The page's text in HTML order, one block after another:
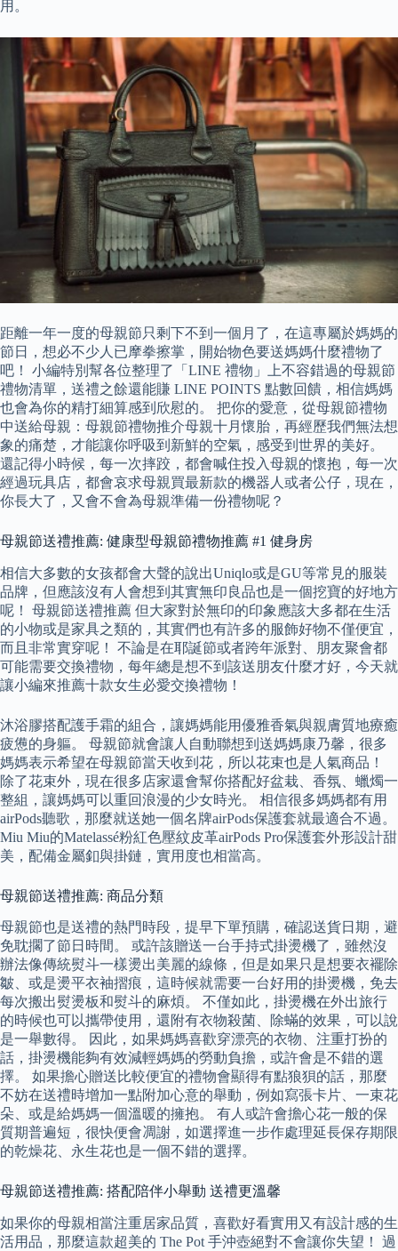
用。
距離一年一度的母親節只剩下不到一個月了，在這專屬於媽媽的
節日，想必不少人已摩拳擦掌，開始物色要送媽媽什麼禮物了
吧！ 小編特別幫各位整理了「LINE 禮物」上不容錯過的母親節
禮物清單，送禮之餘還能賺 LINE POINTS 點數回饋，相信媽媽
也會為你的精打細算感到欣慰的。 把你的愛意，從母親節禮物
中送給母親：母親節禮物推介母親十月懷胎，再經歷我們無法想
象的痛楚，才能讓你呼吸到新鮮的空氣，感受到世界的美好。
還記得小時候，每一次摔跤，都會喊住投入母親的懷抱，每一次
經過玩具店，都會哀求母親買最新款的機器人或者公仔，現在，
你長大了，又會不會為母親準備一份禮物呢？
母親節送禮推薦: 健康型母親節禮物推薦 #1 健身房
相信大多數的女孩都會大聲的說出Uniqlo或是GU等常見的服裝
品牌，但應該沒有人會想到其實無印良品也是一個挖寶的好地方
呢！ 母親節送禮推薦 但大家對於無印的印象應該大多都在生活
的小物或是家具之類的，其實們也有許多的服飾好物不僅便宜，
而且非常實穿呢！ 不論是在耶誕節或者跨年派對、朋友聚會都
可能需要交換禮物，每年總是想不到該送朋友什麼才好，今天就
讓小編來推薦十款女生必愛交換禮物！
沐浴膠搭配護手霜的組合，讓媽媽能用優雅香氣與親膚質地療癒
疲憊的身軀。 母親節就會讓人自動聯想到送媽媽康乃馨，很多
媽媽表示希望在母親節當天收到花，所以花束也是人氣商品！
除了花束外，現在很多店家還會幫你搭配好盆栽、香氛、蠟燭一
整組，讓媽媽可以重回浪漫的少女時光。 相信很多媽媽都有用
airPods聽歌，那麼就送她一個名牌airPods保護套就最適合不過。
Miu Miu的Matelassé粉紅色壓紋皮革airPods Pro保護套外形設計甜
美，配備金屬釦與掛鏈，實用度也相當高。
母親節送禮推薦: 商品分類
母親節也是送禮的熱門時段，提早下單預購，確認送貨日期，避
免耽擱了節日時間。 或許該贈送一台手持式掛燙機了，雖然沒
辦法像傳統熨斗一樣燙出美麗的線條，但是如果只是想要衣襬除
皺、或是燙平衣袖摺痕，這時候就需要一台好用的掛燙機，免去
每次搬出熨燙板和熨斗的麻煩。 不僅如此，掛燙機在外出旅行
的時候也可以攜帶使用，還附有衣物殺菌、除蟎的效果，可以說
是一舉數得。 因此，如果媽媽喜歡穿漂亮的衣物、注重打扮的
話，掛燙機能夠有效減輕媽媽的勞動負擔，或許會是不錯的選
擇。 如果擔心贈送比較便宜的禮物會顯得有點狼狽的話，那麼
不妨在送禮時增加一點附加心意的舉動，例如寫張卡片、一束花
朵、或是給媽媽一個溫暖的擁抱。 有人或許會擔心花一般的保
質期普遍短，很快便會凋謝，如選擇進一步作處理延長保存期限
的乾燥花、永生花也是一個不錯的選擇。
母親節送禮推薦: 搭配陪伴小舉動 送禮更溫馨
如果你的母親相當注重居家品質，喜歡好看實用又有設計感的生
活用品，那麼這款超美的 The Pot 手沖壺絕對不會讓你失望！ 過